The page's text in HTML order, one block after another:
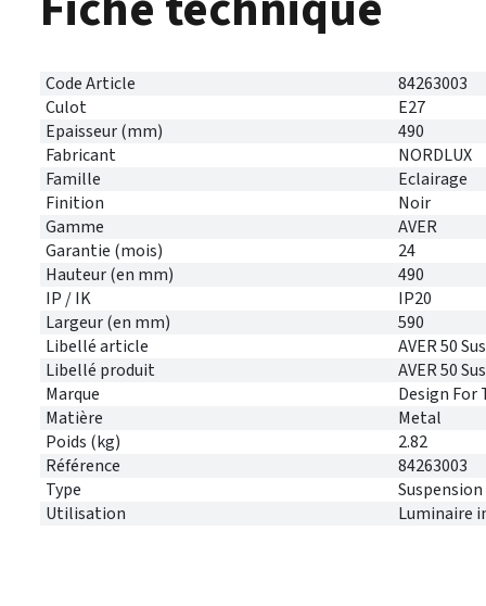
Code Article
84263003
Culot
E27
Epaisseur (mm)
490
Fabricant
NORDLUX
Famille
Eclairage
Finition
Noir
Gamme
AVER
Garantie (mois)
24
Hauteur (en mm)
490
IP / IK
IP20
Largeur (en mm)
590
Libellé article
AVER 50
Libellé produit
AVER 50
Marque
Design For
Matière
Metal
Poids (kg)
2.82
Référence
84263003
Type
Suspension
Utilisation
Luminaire